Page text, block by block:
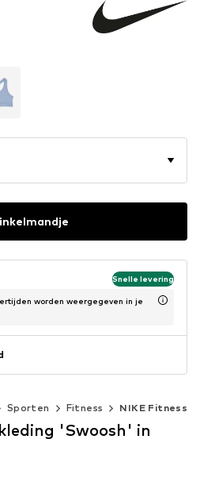
Snelle levering
worden weergegeven in je
Sporten Fitness NIKE Fitness
'Swoosh' in